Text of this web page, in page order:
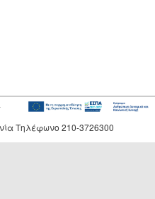
Τηλέφωνο 210-3726300